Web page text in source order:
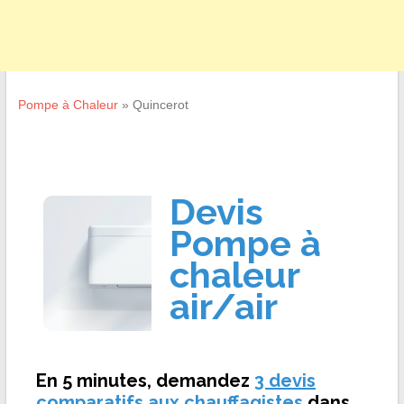
Pompe à Chaleur» Quincerot